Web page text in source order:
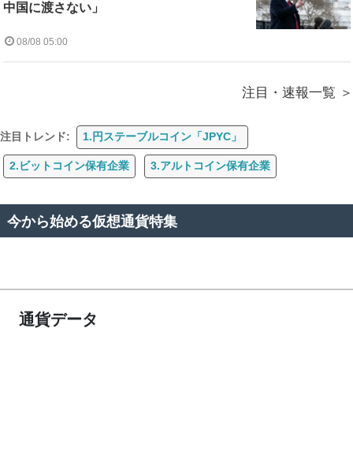
中国に渡さない」
08/08 05:00
注目・速報一覧
注目トレンド: 1.円ステーブルコイン「JPYC」
2.ビットコイン保有企業 3.アルトコイン保有企業
今から始める仮想通貨特集
通貨データ